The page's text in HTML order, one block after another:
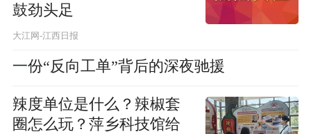
鼓劲头足
大江网-江西日报
一份“反向工单”背后的深夜驰援
辣度单位是什么？辣椒套
圈怎么玩？萍乡科技馆给